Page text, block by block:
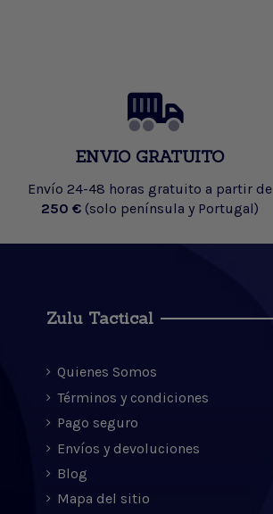
ENVIO GRATUITO
Envío 24-48 horas gratuito a partir de
250 € (solo península y Portugal)
Zulu Tactical
Quienes Somos
Términos y condiciones
Pago seguro
Envíos y devoluciones
Blog
Mapa del sitio